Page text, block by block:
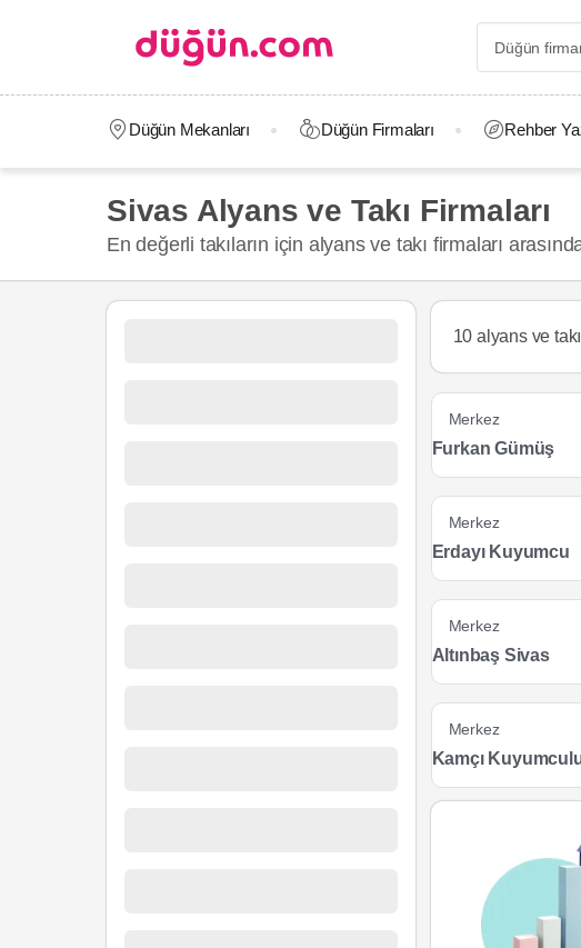
Düğün Mekanları Düğün Firmaları Rehber
Sivas Alyans ve Takı Firmaları
En değerli takıların için alyans ve takı firmaları
10 alyans ve takı
Merkez
Furkan Gümüş
Merkez
Erdayı Kuyumcu
Merkez
Altınbaş Sivas
Merkez
Kamçı